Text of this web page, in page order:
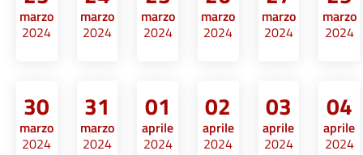
marzo
2024
marzo
2024
marzo
2024
marzo
2024
marzo
2024
marzo
2024
30
marzo
2024
31
marzo
2024
01
aprile
2024
02
aprile
2024
03
aprile
2024
04
aprile
2024